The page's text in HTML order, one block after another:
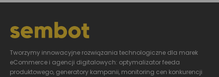
Tworzymy innowacyjne rozwiązania technologiczne dla marek
eCommerce i agencji digitalowych: optymalizator feeda
produktowego, generatory kampanii, monitoring cen konkurencji